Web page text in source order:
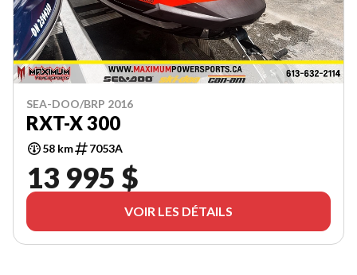
SEA-DOO/BRP 2016
RXT-X 300
58 km 7053A
13 995 $
VOIR LES DÉTAILS